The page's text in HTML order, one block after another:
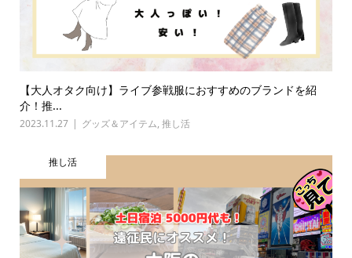
【大人オタク向け】ライブ参戦服におすすめのブランドを紹
介！推...
2023.11.27 グッズ＆アイテム, 推し活
推し活